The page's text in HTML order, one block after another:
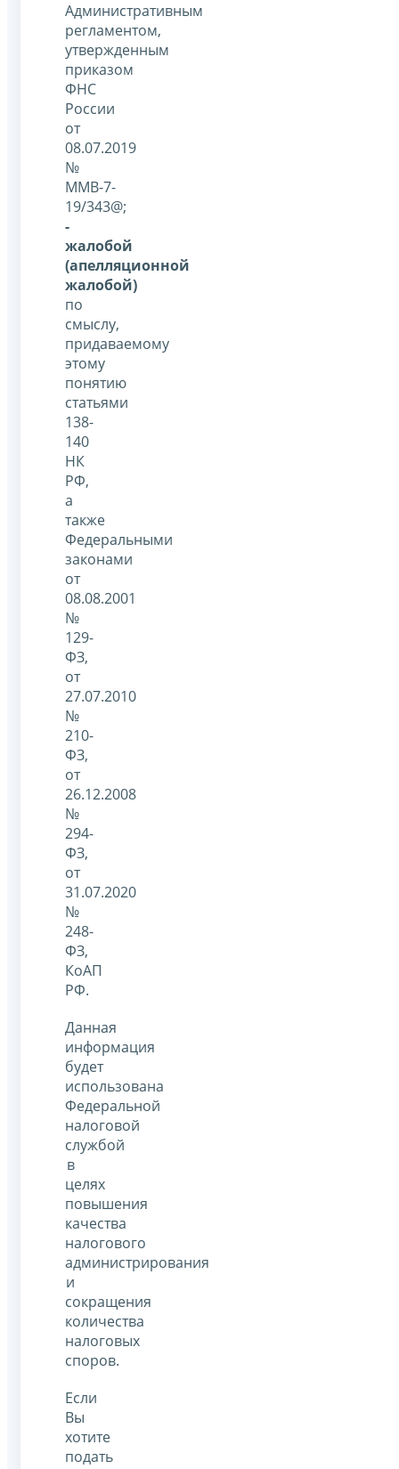
Административным
регламентом,
утвержденным
приказом
ФНС
России
от
08.07.2019
№
ММВ-7-
19/343@;
-
жалобой
(апелляционной
жалобой)
по
смыслу,
придаваемому
этому
понятию
статьями
138-
140
НК
РФ,
а
также
Федеральными
законами
от
08.08.2001
№
129-
ФЗ,
от
27.07.2010
№
210-
ФЗ,
от
26.12.2008
№
294-
ФЗ,
от
31.07.2020
№
248-
ФЗ,
КоАП
РФ.
Данная
информация
будет
использована
Федеральной
налоговой
службой
в
целях
повышения
качества
налогового
администрирования
и
сокращения
количества
налоговых
споров.
Если
Вы
хотите
подать